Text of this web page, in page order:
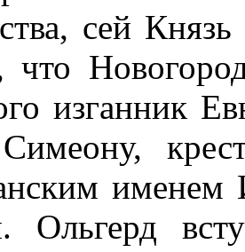
сей
что
изганник
именем
Ольгерд